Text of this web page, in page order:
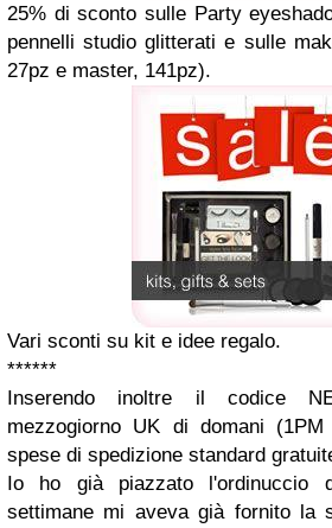
25% di sconto sulle Party
pennelli studio glitterati e sulle
27pz e master, 141pz).
Vari sconti su kit e idee regalo.
******
Inserendo inoltre il codice
mezzogiorno UK di domani
spese di spedizione standard
Io ho già piazzato
settimane mi aveva già fornito la